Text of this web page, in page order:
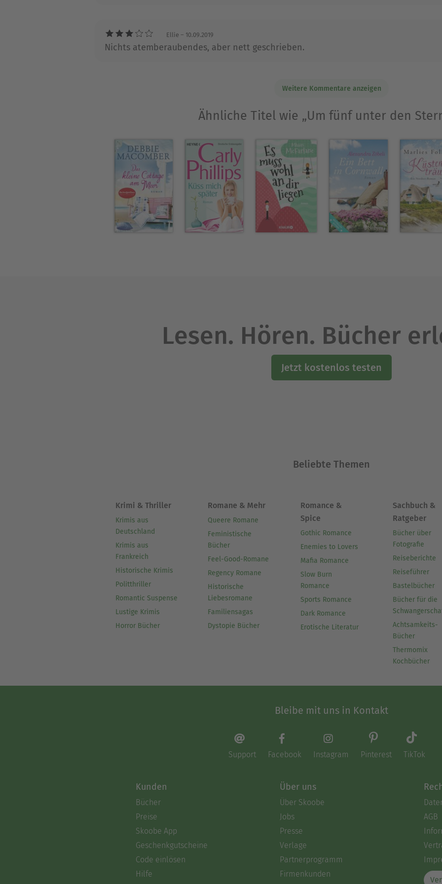
Ellie – 10.09.2019
Nichts atemberaubendes, aber nett geschrieben.
Weitere Kommentare anzeigen
Ähnliche Titel wie „Um fünf unter den
Lesen. Hören. Bücher
Jetzt kostenlos testen
Beliebte Themen
Krimi & Thriller
Krimis aus
Deutschland
Krimis aus
Frankreich
Historische Krimis
Politthriller
Romantic Suspense
Lustige Krimis
Horror Bücher
Romane & Mehr
Queere Romane
Feministische
Bücher
Feel-Good-Romane
Regency Romane
Historische
Liebesromane
Familiensagas
Dystopie Bücher
Romance &
Spice
Gothic Romance
Enemies to Lovers
Mafia Romance
Slow Burn
Romance
Sports Romance
Dark Romance
Erotische Literatur
Sachbuch &
Ratgeber
Bücher über
Fotografie
Reiseberichte
Reiseführer
Bastelbücher
Bücher für die
Achtsamkeits-
Bücher
Thermomix
Kochbücher
Bleibe mit uns in Kontakt
Support Facebook Instagram Pinterest TikTok
Kunden
Bücher
Preise
Skoobe App
Geschenkgutscheine
Code einlösen
Hilfe
Über uns
Über Skoobe
Jobs
Presse
Verlage
Partnerprogramm
Firmenkunden
AGB